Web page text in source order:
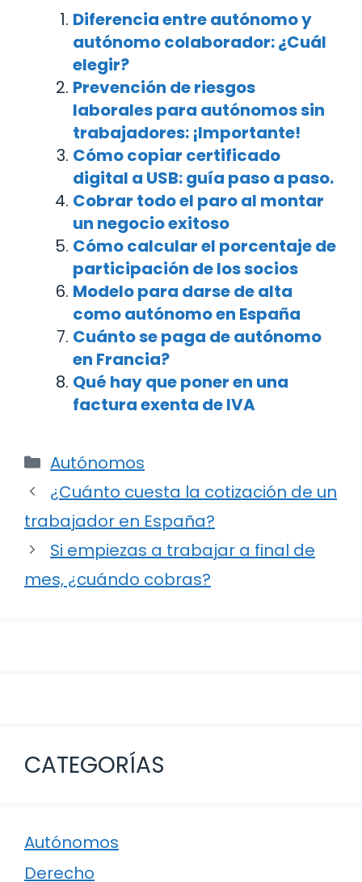
Diferencia entre autónomo y
autónomo colaborador: ¿Cuál
elegir?
Prevención de riesgos
laborales para autónomos sin
trabajadores: ¡Importante!
Cómo copiar certificado
digital a USB: guía paso a paso.
Cobrar todo el paro al montar
un negocio exitoso
Cómo calcular el porcentaje de
participación de los socios
Modelo para darse de alta
como autónomo en España
Cuánto se paga de autónomo
en Francia?
Qué hay que poner en una
factura exenta de IVA
Categorías
Autónomos
Navegación
de
entradas
¿Cuánto cuesta la cotización de un
trabajador en España?
Si empiezas a trabajar a final de
mes, ¿cuándo cobras?
CATEGORÍAS
Autónomos
Derecho